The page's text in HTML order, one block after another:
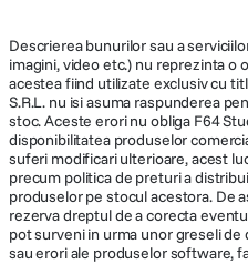
Descrierea bunurilor sau a
imagini, video etc.) nu reprezinta o
acestea fiind utilizate exclusiv cu
S.R.L. nu isi asuma raspunderea
stoc. Aceste erori nu obliga F64
disponibilitatea produselor
suferi modificari ulterioare, acest
precum politica de preturi a
produselor pe stocul acestora. De
rezerva dreptul de a corecta
pot surveni in urma unor greseli
sau erori ale produselor software,